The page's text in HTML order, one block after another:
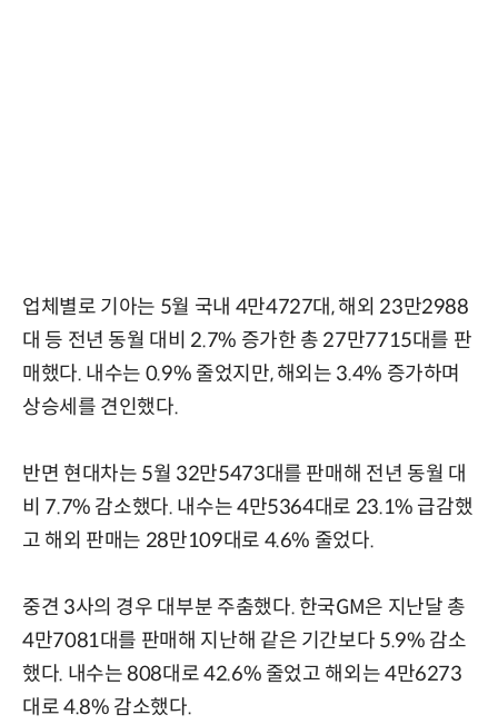
업체별로 기아는 5월 국내 4만4727대, 해외 23만2988
대 등 전년 동월 대비 2.7% 증가한 총 27만7715대를 판
매했다. 내수는 0.9% 줄었지만, 해외는 3.4% 증가하며
상승세를 견인했다.
반면 현대차는 5월 32만5473대를 판매해 전년 동월 대
비 7.7% 감소했다. 내수는 4만5364대로 23.1% 급감했
고 해외 판매는 28만109대로 4.6% 줄었다.
중견 3사의 경우 대부분 주춤했다. 한국GM은 지난달 총
4만7081대를 판매해 지난해 같은 기간보다 5.9% 감소
했다. 내수는 808대로 42.6% 줄었고 해외는 4만6273
대로 4.8% 감소했다.